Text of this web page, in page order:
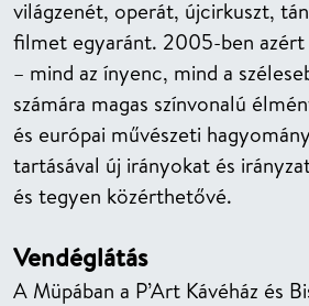
világzenét, operát, újcirkuszt,
filmet egyaránt. 2005-ben
– mind az ínyenc, mind a
számára magas színvonalú
és európai művészeti
tartásával új irányokat és
és tegyen közérthetővé.
Vendéglátás
A Müpában a P’Art Kávéház és